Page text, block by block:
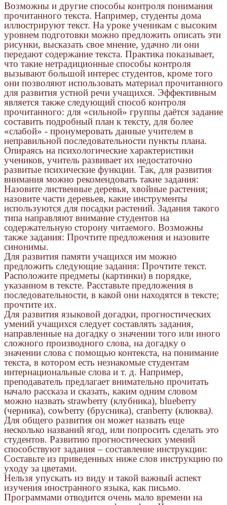
Возможны и другие способы контроля понимания
прочитанного текста. Например, студенты дома
иллюстрируют текст. На уроке ученикам с высоким
уровнем подготовки можно предложить описать эти
рисунки, высказать свое мнение, удачно ли они
передают содержание текста. Практика показывает,
что такие нетрадиционные способы контроля
вызывают большой интерес студентов, кроме того
они позволяют использовать материал прочитанного
для развития устной речи учащихся. Эффективным
является также следующий способ контроля
прочитанного: для «сильной» группы даётся задание
составить подробный план к тексту, для более
«слабой» - пронумеровать данные учителем в
неправильной последовательности пункты плана.
Опираясь на психологические характеристики
учеников, учитель развивает их недостаточно
развитые психические функции. Так, для развития
внимания можно рекомендовать такие задания:
Назовите лиственные деревья, хвойные растения;
назовите части деревьев, какие инструменты
используются для посадки растений. Задания такого
типа направляют внимание студентов на
содержательную сторону читаемого. Возможны
также задания: Прочтите предложения и назовите
синонимы.
Для развития памяти учащихся им можно
предложить следующие задания: Прочтите текст.
Расположите предметы (картинки) в порядке,
указанном в тексте. Расставьте предложения в
последовательности, в какой они находятся в тексте;
прочтите их.
Для развития языковой догадки, прогностических
умений учащихся следует составлять задания,
направленные на догадку о значении того или иного
сложного производного слова, на догадку о
значении слова с помощью контекста, на понимание
текста, в котором есть незнакомые студентам
интернациональные слова и т. д. Например,
преподаватель предлагает внимательно прочитать
начало рассказа и сказать, каким одним словом
можно назвать strawberry (клубника), blueberry
(черника), cowberry (брусника), cranberry (клюква).
Для общего развития он может назвать еще
несколько названий ягод, или попросить сделать это
студентов. Развитию прогностических умений
способствуют задания – составление инструкции:
Составьте из приведенных ниже слов инструкцию по
уходу за цветами.
Нельзя упускать из виду и такой важный аспект
изучения иностранного языка, как письмо.
Программами отводится очень мало времени на